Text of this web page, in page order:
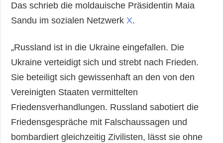
Das schrieb die moldauische Präsidentin Maia
Sandu im sozialen NetzwerkX.
„Russland ist in die Ukraine eingefallen. Die
Ukraine verteidigt sich und strebt nach Frieden.
Sie beteiligt sich gewissenhaft an den von den
Vereinigten Staaten vermittelten
Friedensverhandlungen. Russland sabotiert die
Friedensgespräche mit Falschaussagen und
bombardiert gleichzeitig Zivilisten, lässt sie ohne